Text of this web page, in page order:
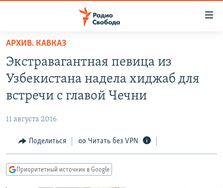
упрощенного
доступа
Вернуться
основному
Вернутся
Вернутся
ПОДКАСТЫ
МНЕНИЯ
КУЛЬТУРА
КАВКАЗ.РЕАЛИИ
АРХИВ. КАВКАЗ
Экстравагантная певица из
Узбекистана надела хиджаб для
встречи с главой Чечни
11 августа 2016
Поделиться Читать без VPN
Приоритетный источник в Google